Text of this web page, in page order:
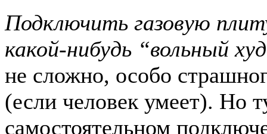
Подключить газовую
какой-нибудь “вольный
не сложно, особо
(если человек умеет). Но
самостоятельном